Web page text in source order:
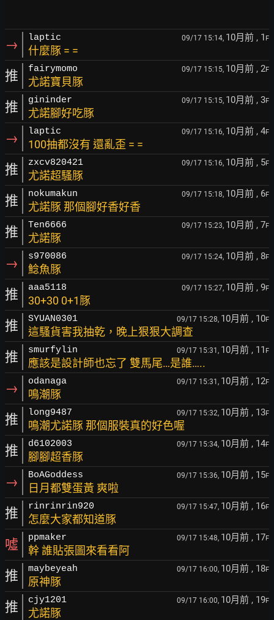
→ laptic 09/17 15:14, 10月前 , 1 F
什麼豚 = =
推 fairymomo 09/17 15:15, 10月前 , 2F
尤諾寶貝豚
推 gininder 09/17 15:15, 10月前 , 3F
尤諾腳好吃豚
→ laptic 09/17 15:16, 10月前 , 4F
100抽都沒有 還亂歪 = =
推 zxcv820421 09/17 15:16, 10月前 , 5F
尤諾超騷豚
推 nokumakun 09/17 15:18, 10月前 , 6F
尤諾豚 那個腳好香好香
推 Ten6666 09/17 15:23, 10月前 , 7F
尤諾豚
→ s970086 09/17 15:24, 10月前 , 8F
鯰魚豚
推 aaa5118 09/17 15:27, 10月前 , 9F
30+30 0+1豚
推 SYUAN0301 09/17 15:28, 10月前 , 10F
這騷貨害我抽乾，晚上狠狠大調查
推 smurfylin 09/17 15:31, 10月前 , 11 F
應該是設計師也忘了 雙馬尾…是誰…..
→ odanaga 09/17 15:31, 10月前 , 12F
鳴潮豚
推 long9487 09/17 15:32, 10月前 , 13F
鳴潮尤諾豚 那個服裝真的好色喔
推 d6102003 09/17 15:34, 10月前 , 14F
腳腳超香豚
→ BoAGoddess 09/17 15:36, 10月前 , 15F
日月都雙蛋黃 爽啦
推 rinrinrin920 09/17 15:47, 10月前 , 16F
怎麼大家都知道豚
噓 ppmaker 09/17 15:48, 10月前 , 17F
幹 誰貼張圖來看看阿
推 maybeyeah 09/17 16:00, 10月前 , 18F
原神豚
推 cjy1201 09/17 16:00, 10月前 , 19F
尤諾豚